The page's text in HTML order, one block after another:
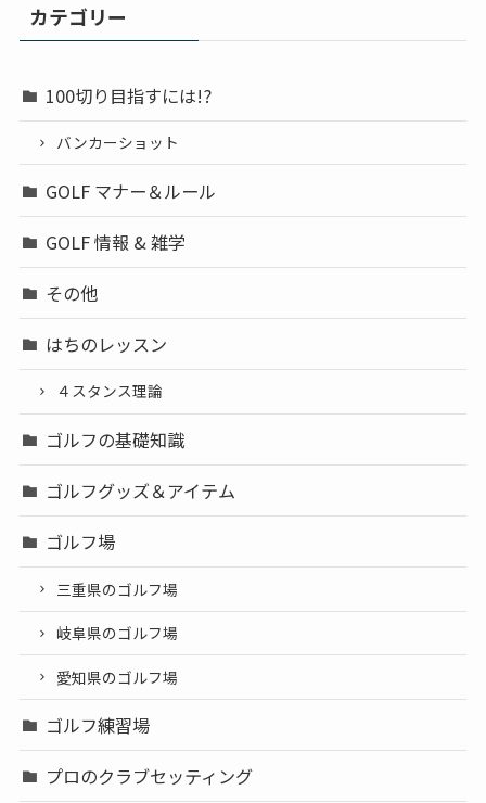
カテゴリー
100切り目指すには!?
バンカーショット
GOLF マナー＆ルール
GOLF 情報 & 雑学
その他
はちのレッスン
４スタンス理論
ゴルフの基礎知識
ゴルフグッズ＆アイテム
ゴルフ場
三重県のゴルフ場
岐阜県のゴルフ場
愛知県のゴルフ場
ゴルフ練習場
プロのクラブセッティング